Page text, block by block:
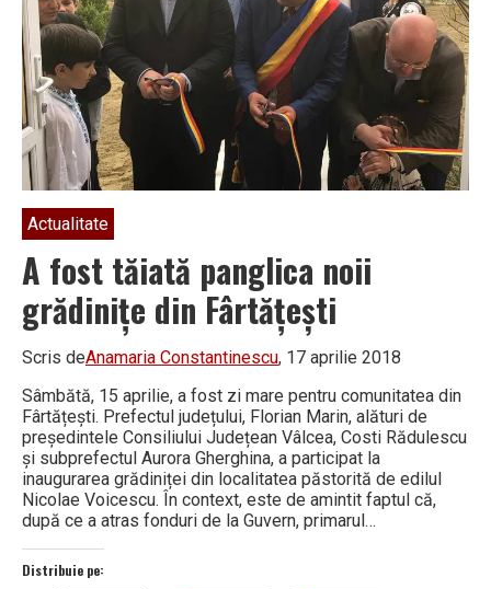
canalizare!”
Actualitate
A fost tăiată panglica noii
grădinițe din Fârtățești
Scris deAnamaria Constantinescu, 17 aprilie 2018
Sâmbătă, 15 aprilie, a fost zi mare pentru comunitatea din
Fârtățești. Prefectul județului, Florian Marin, alături de
președintele Consiliului Județean Vâlcea, Costi Rădulescu
și subprefectul Aurora Gherghina, a participat la
inaugurarea grădiniței din localitatea păstorită de edilul
Nicolae Voicescu. În context, este de amintit faptul că,
după ce a atras fonduri de la Guvern, primarul…
Distribuie pe: